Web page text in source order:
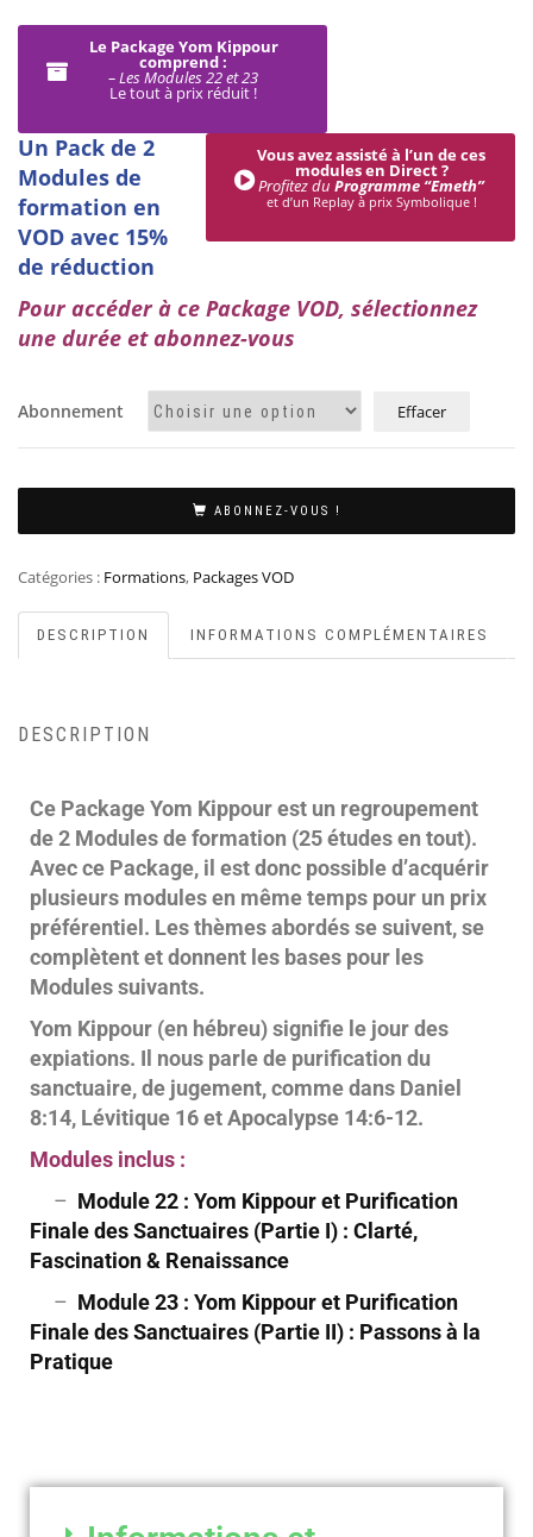
Le Package Yom Kippour
comprend :
– Les Modules 22 et 23
Le tout à prix réduit !
Vous avez assisté à l’un de ces
modules en Direct ?
Profitez du Programme “Emeth”
et d’un Replay à prix Symbolique !
Un Pack de 2
Modules de
formation en
VOD avec 15%
de réduction
Pour accéder à ce Package VOD, sélectionnez
une durée et abonnez-vous
Abonnement Effacer
ABONNEZ-VOUS !
Catégories : Formations, Packages VOD
DESCRIPTION INFORMATIONS COMPLÉMENTAIRES
DESCRIPTION
Ce Package Yom Kippour est un regroupement
de 2 Modules de formation (25 études en tout).
Avec ce Package, il est donc possible d’acquérir
plusieurs modules en même temps pour un prix
préférentiel. Les thèmes abordés se suivent, se
complètent et donnent les bases pour les
Modules suivants.
Yom Kippour (en hébreu) signifie le jour des
expiations. Il nous parle de purification du
sanctuaire, de jugement, comme dans Daniel
8:14, Lévitique 16 et Apocalypse 14:6-12.
Modules inclus :
– Module 22 : Yom Kippour et Purification
Finale des Sanctuaires (Partie I) : Clarté,
Fascination & Renaissance
– Module 23 : Yom Kippour et Purification
Finale des Sanctuaires (Partie II) : Passons à la
Pratique